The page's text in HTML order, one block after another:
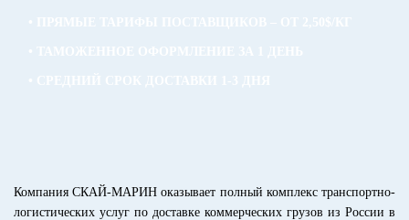
Компания СКАЙ-МАРИН оказывает полный комплекс транспортно-
логистических услуг по доставке коммерческих грузов из России в